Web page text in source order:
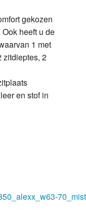
gekozen
heeft u de
1 met
zitdieptes, 2
en stof in